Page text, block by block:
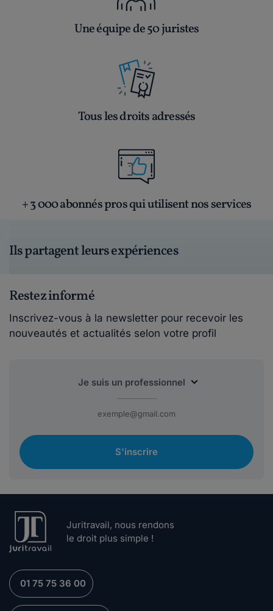
Une équipe de 50 juristes
Tous les droits adressés
+ 3 000 abonnés pros qui utilisent nos services
Ils partagent leurs expériences
Restez informé
Inscrivez-vous à la newsletter pour recevoir les
nouveautés et actualités selon votre profil
S'inscrire
Juritravail, nous rendons
le droit plus simple !
01 75 75 36 00